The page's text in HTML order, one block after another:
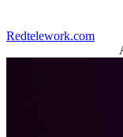
Redtelework.com